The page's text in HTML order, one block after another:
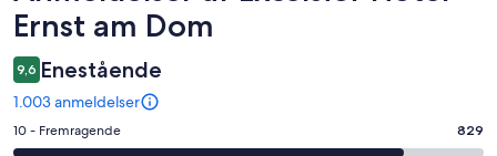
Ernst am Dom
9,6 Enestående
1.003 anmeldelser
Bedømmelse
10 - Fremragende 829